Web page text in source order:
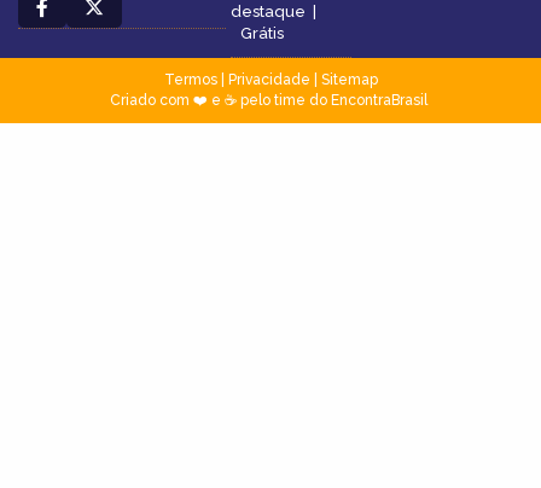
destaque |
Grátis
Termos| Privacidade
Sitemap
Criado com ❤️ e ☕ pelo time do EncontraBrasil